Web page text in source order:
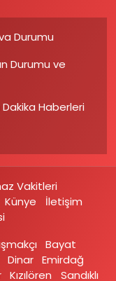
Durumu
Durumu ve
Dakika Haberleri
Vakitleri
Künye
İletişim
Bayat
Dinar Emirdağ‎
Kızılören‎ Sandıklı‎